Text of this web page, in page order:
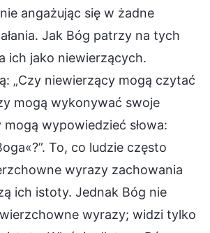
angażując się w żadne
Jak Bóg patrzy na tych
ich jako niewierzących.
„Czy niewierzący mogą czytać
mogą wykonywać swoje
wypowiedzieć słowa:
To, co ludzie często
wyrazy zachowania
ich istoty. Jednak Bóg nie
wyrazy; widzi tylko